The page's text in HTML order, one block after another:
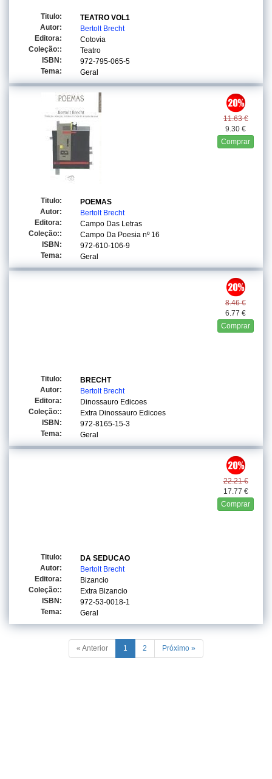
Titulo:
TEATRO VOL1
Autor:
Bertolt Brecht
Editora:
Cotovia
Coleção::
Teatro
ISBN:
972-795-065-5
Tema:
Geral
11.63 €
9.30 €
Comprar
Titulo:
POEMAS
Autor:
Bertolt Brecht
Editora:
Campo Das Letras
Coleção::
Campo Da Poesia nº 16
ISBN:
972-610-106-9
Tema:
Geral
8.46 €
6.77 €
Comprar
Titulo:
BRECHT
Autor:
Bertolt Brecht
Editora:
Dinossauro Edicoes
Coleção::
Extra Dinossauro Edicoes
ISBN:
972-8165-15-3
Tema:
Geral
22.21 €
17.77 €
Comprar
Titulo:
DA SEDUCAO
Autor:
Bertolt Brecht
Editora:
Bizancio
Coleção::
Extra Bizancio
ISBN:
972-53-0018-1
Tema:
Geral
« Anterior 1 2 Próximo »